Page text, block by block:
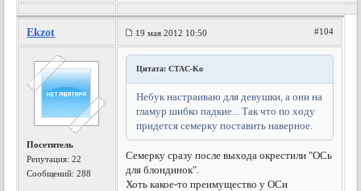
Ekzot 19 мая 2012 10:50 #104
Посетитель
Репутация:22
Сообщений: 288
Цитата: CTAC-Ko
Небук настраиваю для девушки, а они на
гламур шибко падкие... Так что по ходу
придется семерку поставить наверное.
Семерку сразу после выхода окрестили "ОСь
для блондинок".
Хоть какое-то преимущество у ОСи